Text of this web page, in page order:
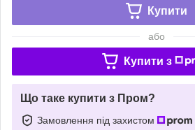
Купити
або
Купити з
Що таке купити з Пром?
Замовлення під захистом